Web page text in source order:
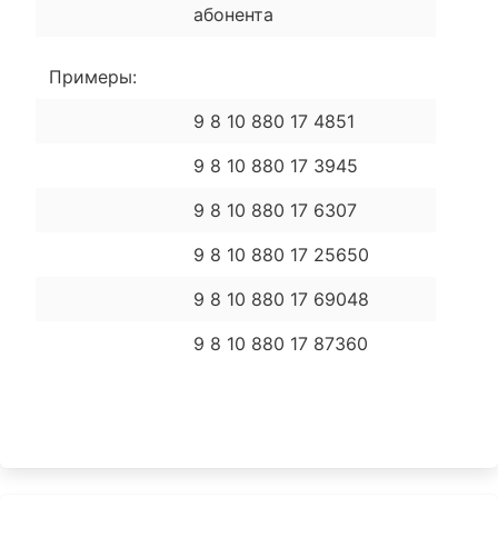
абонента
Примеры:
9 8 10 880 17 4851
9 8 10 880 17 3945
9 8 10 880 17 6307
9 8 10 880 17 25650
9 8 10 880 17 69048
9 8 10 880 17 87360